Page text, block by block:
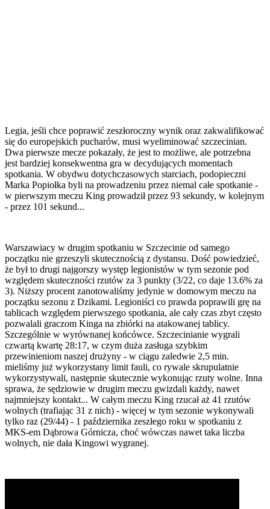
Legia, jeśli chce poprawić zeszłoroczny wynik oraz zakwalifikować
się do europejskich pucharów, musi wyeliminować szczecinian.
Dwa pierwsze mecze pokazały, że jest to możliwe, ale potrzebna
jest bardziej konsekwentna gra w decydujących momentach
spotkania. W obydwu dotychczasowych starciach, podopieczni
Marka Popiołka byli na prowadzeniu przez niemal całe spotkanie -
w pierwszym meczu King prowadził przez 93 sekundy, w kolejnym
- przez 101 sekund...
Warszawiacy w drugim spotkaniu w Szczecinie od samego
początku nie grzeszyli skutecznością z dystansu. Dość powiedzieć,
że był to drugi najgorszy występ legionistów w tym sezonie pod
względem skuteczności rzutów za 3 punkty (3/22, co daje 13.6% za
3). Niższy procent zanotowaliśmy jedynie w domowym meczu na
początku sezonu z Dzikami. Legioniści co prawda poprawili grę na
tablicach względem pierwszego spotkania, ale cały czas zbyt często
pozwalali graczom Kinga na zbiórki na atakowanej tablicy.
Szczególnie w wyrównanej końcówce. Szczecinianie wygrali
czwartą kwartę 28:17, w czym duża zasługa szybkim
przewinieniom naszej drużyny - w ciągu zaledwie 2,5 min.
mieliśmy już wykorzystany limit fauli, co rywale skrupulatnie
wykorzystywali, następnie skutecznie wykonując rzuty wolne. Inna
sprawa, że sędziowie w drugim meczu gwizdali każdy, nawet
najmniejszy kontakt... W całym meczu King rzucał aż 41 rzutów
wolnych (trafiając 31 z nich) - więcej w tym sezonie wykonywali
tylko raz (29/44) - 1 października zeszłego roku w spotkaniu z
MKS-em Dąbrowa Górnicza, choć wówczas nawet taka liczba
wolnych, nie dała Kingowi wygranej.